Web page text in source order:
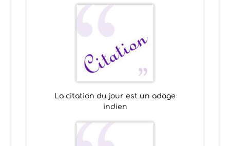
La citation du jour est un adage
indien